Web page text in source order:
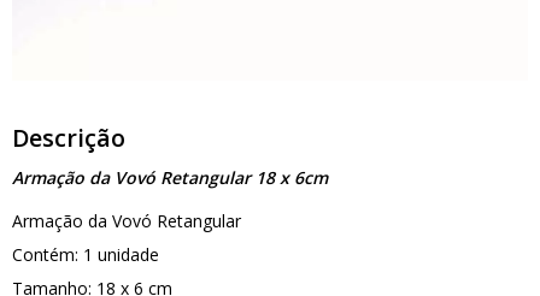
Descrição
Armação da Vovó Retangular 18 x 6cm
Armação da Vovó Retangular
Contém: 1 unidade
Tamanho: 18 x 6 cm